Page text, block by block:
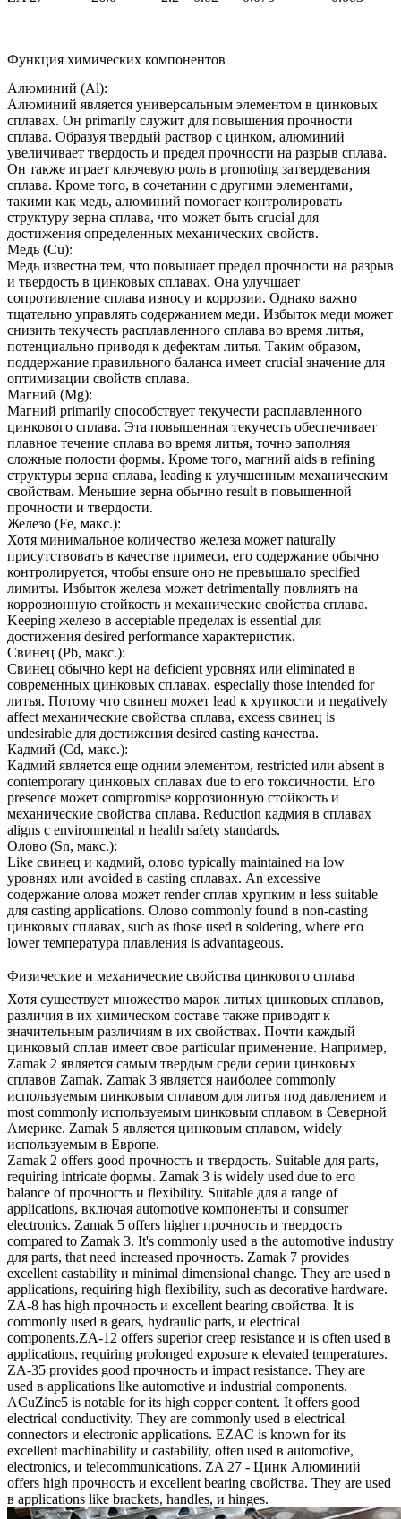
Функция химических компонентов
Алюминий (Al):
Алюминий является универсальным элементом в цинковых
сплавах. Он primarily служит для повышения прочности
сплава. Образуя твердый раствор с цинком, алюминий
увеличивает твердость и предел прочности на разрыв сплава.
Он также играет ключевую роль в promoting затвердевания
сплава. Кроме того, в сочетании с другими элементами,
такими как медь, алюминий помогает контролировать
структуру зерна сплава, что может быть crucial для
достижения определенных механических свойств.
Медь (Cu):
Медь известна тем, что повышает предел прочности на разрыв
и твердость в цинковых сплавах. Она улучшает
сопротивление сплава износу и коррозии. Однако важно
тщательно управлять содержанием меди. Избыток меди может
снизить текучесть расплавленного сплава во время литья,
потенциально приводя к дефектам литья. Таким образом,
поддержание правильного баланса имеет crucial значение для
оптимизации свойств сплава.
Магний (Mg):
Магний primarily способствует текучести расплавленного
цинкового сплава. Эта повышенная текучесть обеспечивает
плавное течение сплава во время литья, точно заполняя
сложные полости формы. Кроме того, магний aids в refining
структуры зерна сплава, leading к улучшенным механическим
свойствам. Меньшие зерна обычно result в повышенной
прочности и твердости.
Железо (Fe, макс.):
Хотя минимальное количество железа может naturally
присутствовать в качестве примеси, его содержание обычно
контролируется, чтобы ensure оно не превышало specified
лимиты. Избыток железа может detrimentally повлиять на
коррозионную стойкость и механические свойства сплава.
Keeping железо в acceptable пределах is essential для
достижения desired performance характеристик.
Свинец (Pb, макс.):
Свинец обычно kept на deficient уровнях или eliminated в
современных цинковых сплавах, especially those intended for
литья. Потому что свинец может lead к хрупкости и negatively
affect механические свойства сплава, excess свинец is
undesirable для достижения desired casting качества.
Кадмий (Cd, макс.):
Кадмий является еще одним элементом, restricted или absent в
contemporary цинковых сплавах due to его токсичности. Его
presence может compromise коррозионную стойкость и
механические свойства сплава. Reduction кадмия в сплавах
aligns с environmental и health safety standards.
Олово (Sn, макс.):
Like свинец и кадмий, олово typically maintained на low
уровнях или avoided в casting сплавах. An excessive
содержание олова может render сплав хрупким и less suitable
для casting applications. Олово commonly found в non-casting
цинковых сплавах, such as those used в soldering, where его
lower температура плавления is advantageous.
Физические и механические свойства цинкового сплава
Хотя существует множество марок литых цинковых сплавов,
различия в их химическом составе также приводят к
значительным различиям в их свойствах. Почти каждый
цинковый сплав имеет свое particular применение. Например,
Zamak 2 является самым твердым среди серии цинковых
сплавов Zamak. Zamak 3 является наиболее commonly
используемым цинковым сплавом для литья под давлением и
most commonly используемым цинковым сплавом в Северной
Америке. Zamak 5 является цинковым сплавом, widely
используемым в Европе.
Zamak 2 offers good прочность и твердость. Suitable для parts,
requiring intricate формы. Zamak 3 is widely used due to его
balance of прочность и flexibility. Suitable для a range of
applications, включая automotive компоненты и consumer
electronics. Zamak 5 offers higher прочность и твердость
compared to Zamak 3. It's commonly used в the automotive industry
для parts, that need increased прочность. Zamak 7 provides
excellent castability и minimal dimensional change. They are used в
applications, requiring high flexibility, such as decorative hardware.
ZA-8 has high прочность и excellent bearing свойства. It is
commonly used в gears, hydraulic parts, и electrical
components.ZA-12 offers superior creep resistance и is often used в
applications, requiring prolonged exposure к elevated temperatures.
ZA-35 provides good прочность и impact resistance. They are
used в applications like automotive и industrial components.
ACuZinc5 is notable for its high copper content. It offers good
electrical conductivity. They are commonly used в electrical
connectors и electronic applications. EZAC is known for its
excellent machinability и castability, often used в automotive,
electronics, и telecommunications. ZA 27 - Цинк Алюминий
offers high прочность и excellent bearing свойства. They are used
в applications like brackets, handles, и hinges.